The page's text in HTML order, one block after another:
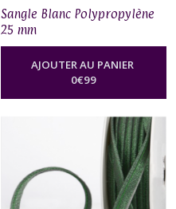
Sangle Blanc Polypropylène
25 mm
AJOUTER AU PANIER
0€99